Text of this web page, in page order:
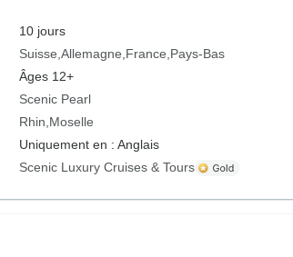
10 jours
Suisse Allemagne France Pays-Bas
Âges 12+
Scenic Pearl
Rhin Moselle
Uniquement en : Anglais
Scenic Luxury Cruises & Tours